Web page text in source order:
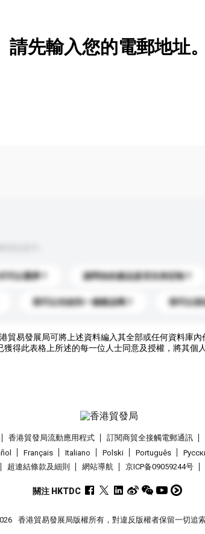
可以選擇？ 請問你的產品是否支持定制？
我可以先收到一個樣品嗎？ 我可以添
請先輸入您的電郵地址。
貿易發展局可將上述資料編入其全部或任何資料庫
得此表格上所述的每一位人士同意及授權，將其個
香港貿發局流動應用程式 訂閱商貿全接觸電郵通訊
Français Italiano Polski Português
超連結條款及細則 網站導航 京ICP备09059244号
關注 HKTDC
香港貿易發展局版權所有，對違反版權者保留一切追索